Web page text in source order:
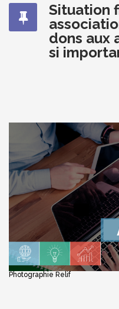
Situation
dons aux
si
Photographie Relif